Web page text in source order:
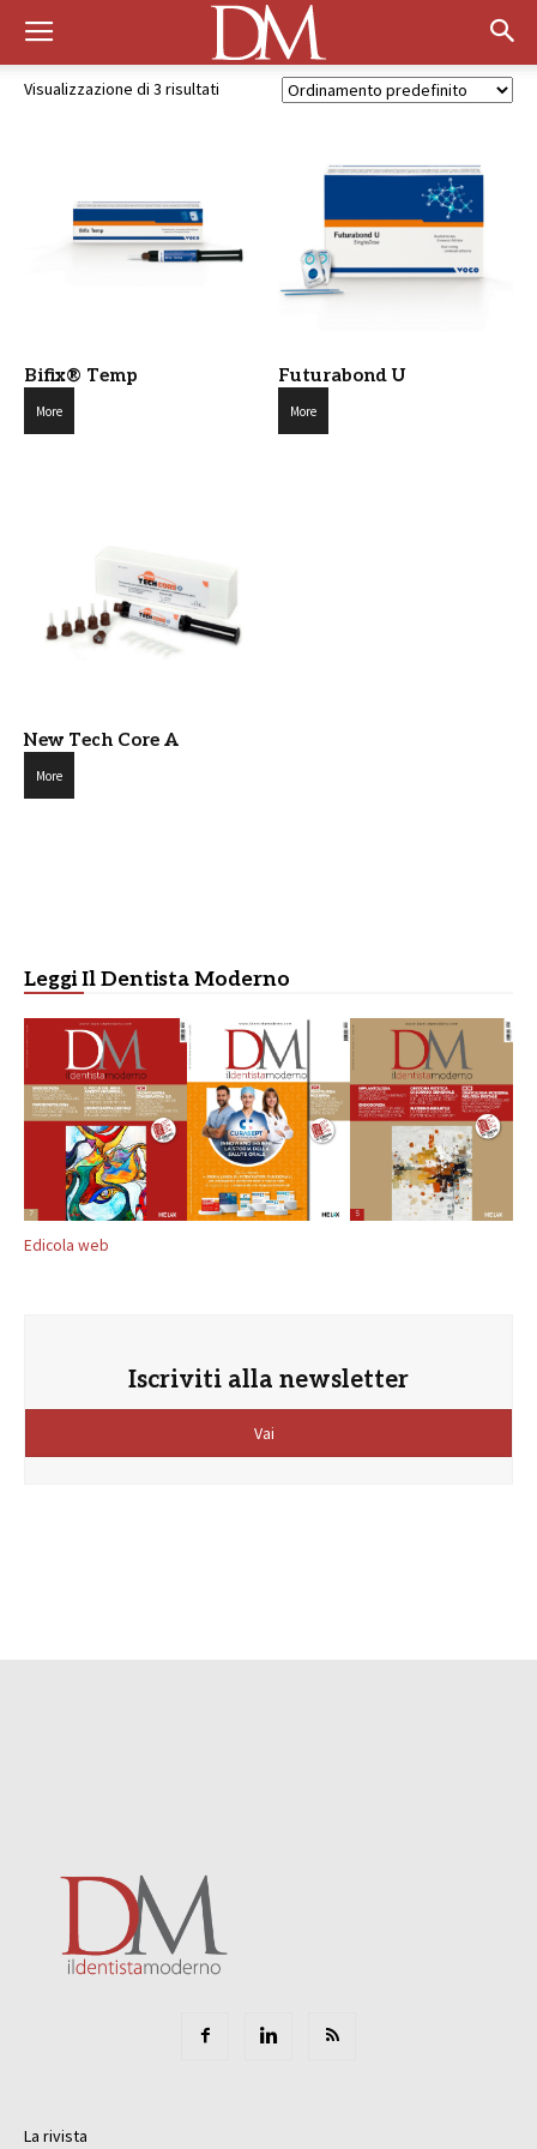
Visualizzazione di 3 risultati
Bifix® Temp
More
Futurabond U
More
New Tech Core A
More
Leggi Il Dentista Moderno
Edicola web
Iscriviti alla newsletter
Vai
La rivista